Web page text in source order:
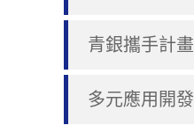
青銀攜手計畫
多元應用開發